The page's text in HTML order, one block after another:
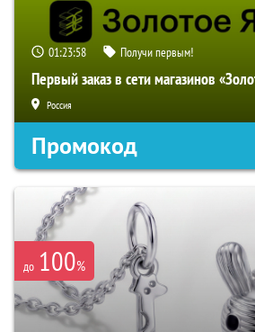
01:23:57 Получи первым!
Первый заказ в сети магазинов
Россия
Промокод
до 100%